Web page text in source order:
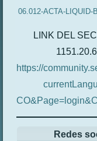
06.012-ACTA-LIQUID-
LINK DEL
https://
Redes